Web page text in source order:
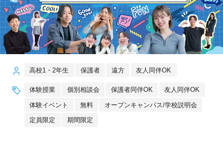
高校1・2年生 保護者 遠方 友人同伴OK
体験授業 個別相談会 保護者同伴OK 友人同伴OK
体験イベント 無料 オープンキャンパス/学校説明会
定員限定 期間限定